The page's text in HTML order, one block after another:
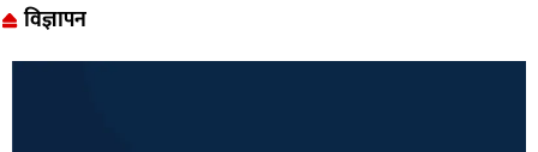
विज्ञापन